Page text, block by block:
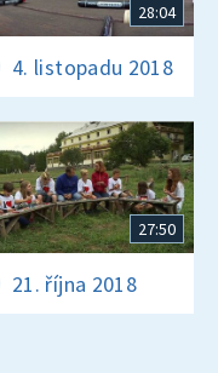
28:04
4. listopadu 2018
27:50
21. října 2018